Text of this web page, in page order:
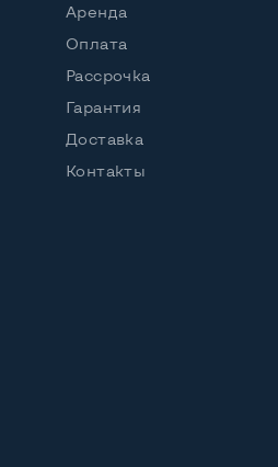
Аренда
Оплата
Рассрочка
Гарантия
Доставка
Контакты